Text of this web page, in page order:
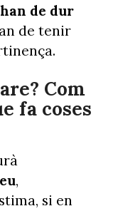
de dur
de tenir
Com
fa coses
,
si en